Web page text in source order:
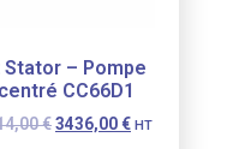
Stator – Pompe
CC66D1
€3436,00 € HT